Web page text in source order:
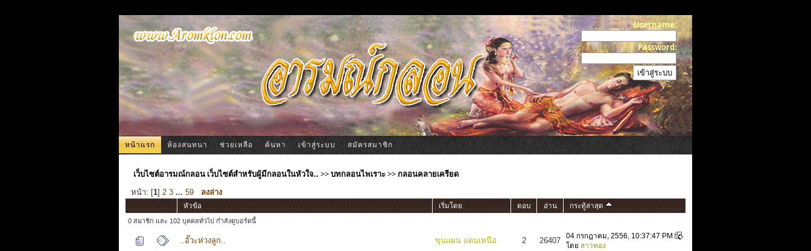
Username:
Password:
หน้าแรก ห้องสนทนา ช่วยเหลือ ค้นหา เข้าสู่ระบบ สมัครสมาชิก
เว็บไซต์อารมณ์กลอน เว็บไซต์สำหรับผู้มีกลอนในหัวใจ.. >>บทกลอนไพเราะ>>กลอนคลายเครียด
หน้า: [1] 2 3 ... 59 ลงล่าง
หัวข้อ เริ่มโดย ตอบ อ่าน กระทู้ล่าสุด
0 สมาชิก และ 102 บุคคลทั่วไป กำลังดูบอร์ดนี้
..อั๊วะห่วงลูก.. ขุนแผน แดนเหนือ 2 26407
04 กรกฎาคม, 2556, 10:37:47 PM
โดย ลาวทอง